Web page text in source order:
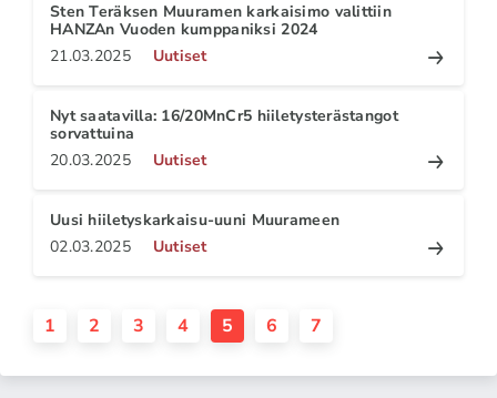
Sten Teräksen Muuramen karkaisimo valittiin
HANZAn Vuoden kumppaniksi 2024
21.03.2025
Uutiset
Nyt saatavilla: 16/20MnCr5 hiiletysterästangot
sorvattuina
20.03.2025
Uutiset
Uusi hiiletyskarkaisu-uuni Muurameen
02.03.2025
Uutiset
1 2 3 4 5 6 7